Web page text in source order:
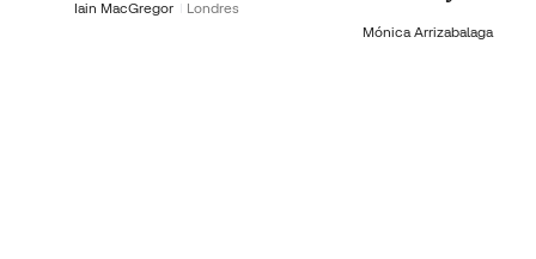
Iain MacGregor Londres
Mónica Arrizabalaga